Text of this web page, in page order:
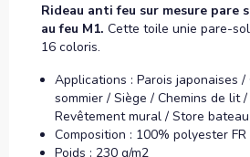
Rideau anti feu sur mesure pare
au feu M1. Cette toile unie pare-
16 coloris.
Applications : Parois japonaises /
sommier / Siège / Chemins de lit
Revêtement mural / Store bateau
Composition : 100% polyester FR
Poids : 230 g/m2